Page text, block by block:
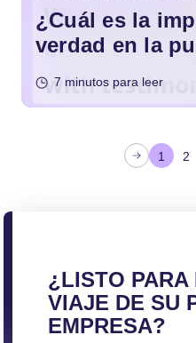
¿Cuál es la
verdad en la
7 minutos para leer
1 2
¿LISTO PARA
VIAJE DE SU
EMPRESA?